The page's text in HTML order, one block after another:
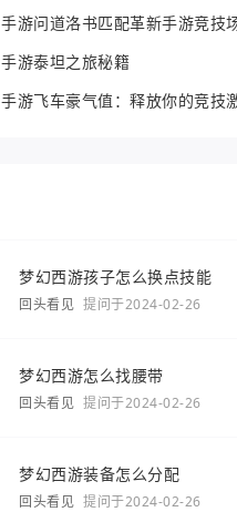
手游问道洛书匹配革新手游竞技
手游泰坦之旅秘籍
手游飞车豪气值：释放你的竞技
梦幻西游孩子怎么换点技能
回头看见 提问于2024-02-26
梦幻西游怎么找腰带
回头看见 提问于2024-02-26
梦幻西游装备怎么分配
回头看见 提问于2024-02-26